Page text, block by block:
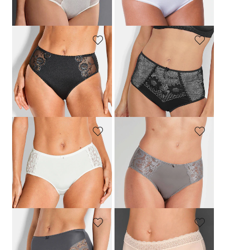
Laagste prijs van de afgelopen 30
dagen**: 26,96 €
(-11%)
CONTURELLE
Tailleslip met een kanten inzet
29,97 €49,95 €
Laagste prijs van de afgelopen 30
dagen**: 34,97 €
(-14%)
MISS MARY
Maxislip van microvezels met kant
24,95 €
SASSA
Tailleslip met elegant borduursel
15,96 €19,95 €
Laagste prijs van de afgelopen 30
dagen**: 19,95 €
(-20%)
Tailleslip met kant
14,36 €17,95 €
Laagste prijs van de afgelopen 30
dagen**: 17,95 €
(-20%)
SUSA
TRIUMPH